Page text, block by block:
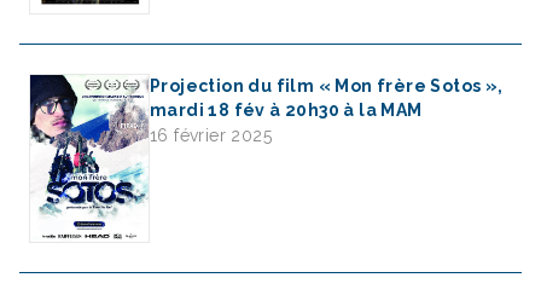
Projection du film « Mon frère Sotos »,
mardi 18 fév à 20h30 à la MAM
16 février 2025